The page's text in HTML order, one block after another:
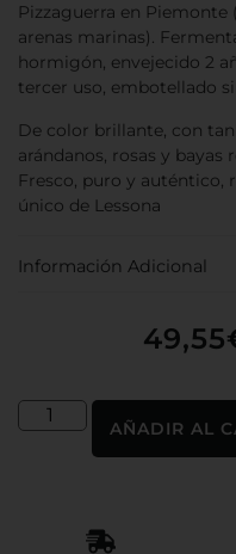
Pizzaguerra en Piemonte
arenas marinas).
hormigón, envejecido 2
tercer uso, embotellado
De color brillante, con
arándanos, rosas y bayas
Fresco, puro y auténtico,
único de Lessona
Información Adicional
49,55
AÑADIR AL